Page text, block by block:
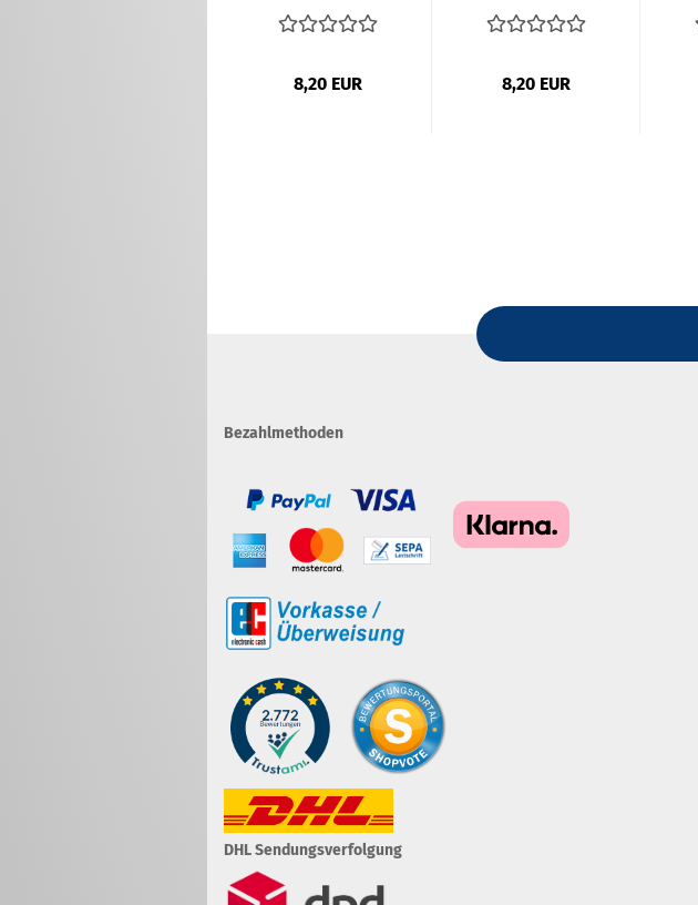
aus...
8,20 EUR
aus...
8,20 EUR
Bezahlmethoden
DHL Sendungsverfolgung